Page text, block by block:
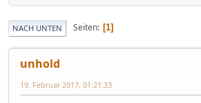
NACH UNTEN Seiten 1
unhold
19. Februar 2017, 01:21:33